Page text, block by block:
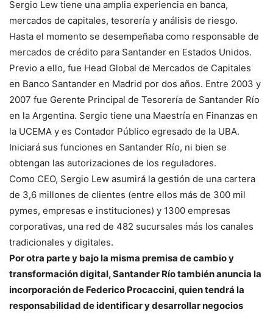
Sergio Lew tiene una amplia experiencia en banca,
mercados de capitales, tesorería y análisis de riesgo.
Hasta el momento se desempeñaba como responsable de
mercados de crédito para Santander en Estados Unidos.
Previo a ello, fue Head Global de Mercados de Capitales
en Banco Santander en Madrid por dos años. Entre 2003 y
2007 fue Gerente Principal de Tesorería de Santander Río
en la Argentina. Sergio tiene una Maestría en Finanzas en
la UCEMA y es Contador Público egresado de la UBA.
Iniciará sus funciones en Santander Río, ni bien se
obtengan las autorizaciones de los reguladores.
Como CEO, Sergio Lew asumirá la gestión de una cartera
de 3,6 millones de clientes (entre ellos más de 300 mil
pymes, empresas e instituciones) y 1300 empresas
corporativas, una red de 482 sucursales más los canales
tradicionales y digitales.
Por otra parte y bajo la misma premisa de cambio y
transformación digital, Santander Río también anuncia la
incorporación de Federico Procaccini, quien tendrá la
responsabilidad de identificar y desarrollar negocios